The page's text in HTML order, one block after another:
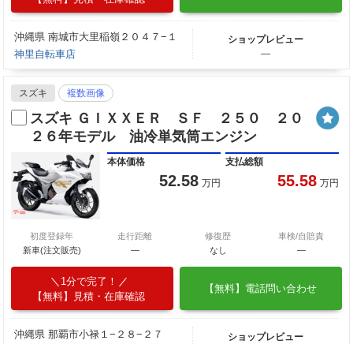
沖縄県 南城市大里稲嶺２０４７−１
神里自転車店
ショップレビュー
―
スズキ 複数画像
スズキ ＧＩＸＸＥＲ ＳＦ ２５０ ２０
２６年モデル 油冷単気筒エンジン
本体価格
52.58 万円
支払総額
55.58 万円
初度登録年
新車(注文販売)
走行距離
―
修復歴
なし
車検/自賠責
―
1分で完了！
【無料】見積・在庫確認
【無料】電話問い合わせ
沖縄県 那覇市小禄１−２８−２７
ショップレビュー